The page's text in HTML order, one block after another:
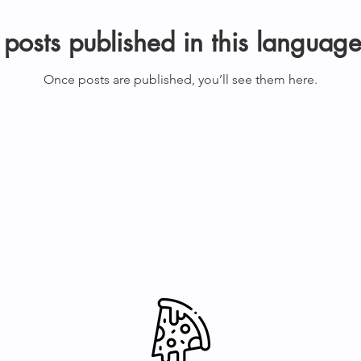
published in this
Once posts are published, you’ll see them here.